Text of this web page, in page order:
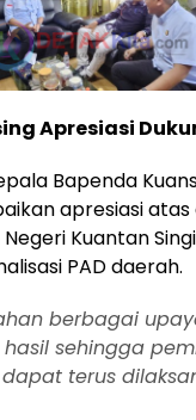
Apresiasi
Bapenda
apresiasi atas
Kuantan
PAD daerah.
berbagai
sehingga
terus